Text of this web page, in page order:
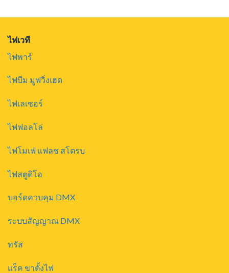
ไฟเวที
ไฟพาร์
ไฟบีม มูฟวิ่งเฮด
ไฟเลเซอร์
ไฟฟอลโล่
ไฟโมเฟ่ แฟลช สโตรบ
ไฟสตูดิโอ
บอร์ดควบคุม DMX
ระบบสัญญาณ DMX
ทรัส
แร็ค ขาตั้งไฟ